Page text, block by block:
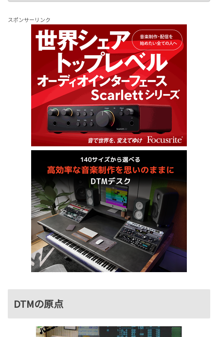
スポンサーリンク
DTMの原点